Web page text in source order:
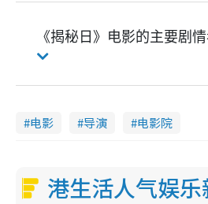
《揭秘日》电影的主要剧
电影 导演 电影院
港生活人气娱乐